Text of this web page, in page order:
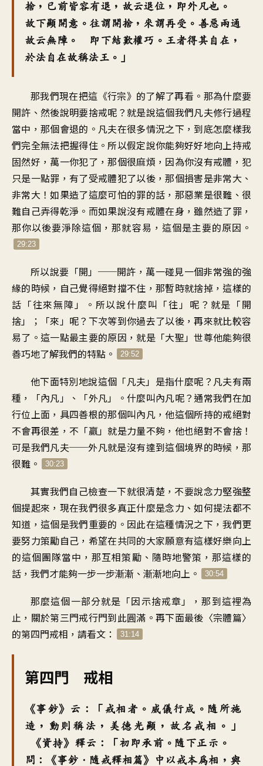
捨，已前皆容有退，故云退位，即外凡也。
故下顯開意。往謂開捨，來謂再受。善惡兩通
故云無障。 即下結歎權巧。王者得其自在，
於法自在故稱法王。」
那我們現在把這《行宗》的了解了再看。那為什麼要
開許、然後說明要捨戒呢？就是說這個我們凡夫修行過程
當中，那個會退的。凡夫在很多情況之下，到底怎麼樣我
們完全無法把握得住。所以假定說你能夠好好地向上持戒
固然好，萬一你犯了，那個很麻煩，因為你沒有戒體，犯
只是一點罪，有了受戒體犯了以後，那個損害是非常大、
非常大！如果造了這麼可怕的罪的話，那惡業是很難、很
難自己弄得乾淨。而如果說沒有戒體在身，雖然造了罪，
那你以後要淨除這個，那就容易，這個是主要的原因。
29:23
所以說要「開」──開許，萬一碰見一個非常強的強
緣的時候，自己覺得絕對擋不住，那暫時就捨掉，這樣的
話「往來無障」。所以說什麼叫「往」呢？就是「開
捨」；「來」呢？下次等到你過去了以後，再來就比較容
易了。這一點最主要的原因，就是「大聖」世尊他能夠很
善巧地了解我們的特點。
29:52
他下面特別地說這個「凡夫」是指什麼呢？凡夫有兩
種，「內凡」、「外凡」。什麼叫內凡呢？通常我們在加
行位上面，具四善根的那個叫內凡，他這個所持的戒絕對
不會再很差，不「羸」就是力量不夠，他也絕對不會捨！
可是我們凡夫──外凡就是沒有達到這個境界的時候，那
很難。
30:23
其實我們自己檢查一下就很清楚，不要說念力堅強整
個提起來，現在我們很多真正什麼是念力、如何提法都不
知道，這個是我們重要的。因此在這種情況之下，我們更
要努力策勵自己，希望在共同的大家願意有這樣好樂向上
的這個團隊當中，那互相策勵、隨時地警策，那這樣的
話，我們才能夠一步一步漸漸、漸漸地向上。
30:54
那麼這個一部分就是「因示捨戒章」，那到這裡為
止，關於第三門戒行門到此圓滿。再下面最後〈宗體篇〉
的第四門戒相，請看文：
31:14
第四門 戒相
《事鈔》云：「戒相者。威儀行成。隨所施
造，動則稱法，美德光顯，故名戒相。」
《資持》釋云：「初即承前。隨下正示。
問：《事鈔．隨戒釋相篇》中以戒本為相，與